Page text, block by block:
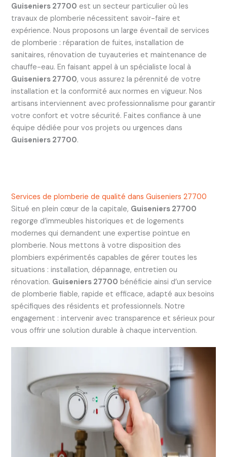
Guiseniers 27700 est un secteur particulier où les
travaux de plomberie nécessitent savoir-faire et
expérience. Nous proposons un large éventail de services
de plomberie : réparation de fuites, installation de
sanitaires, rénovation de tuyauteries et maintenance de
chauffe-eau. En faisant appel à un spécialiste local à
Guiseniers 27700, vous assurez la pérennité de votre
installation et la conformité aux normes en vigueur. Nos
artisans interviennent avec professionnalisme pour garantir
votre confort et votre sécurité. Faites confiance à une
équipe dédiée pour vos projets ou urgences dans
Guiseniers 27700.
Services de plomberie de qualité dans Guiseniers 27700
Situé en plein cœur de la capitale, Guiseniers 27700
regorge d’immeubles historiques et de logements
modernes qui demandent une expertise pointue en
plomberie. Nous mettons à votre disposition des
plombiers expérimentés capables de gérer toutes les
situations : installation, dépannage, entretien ou
rénovation. Guiseniers 27700 bénéficie ainsi d’un service
de plomberie fiable, rapide et efficace, adapté aux besoins
spécifiques des résidents et professionnels. Notre
engagement : intervenir avec transparence et sérieux pour
vous offrir une solution durable à chaque intervention.